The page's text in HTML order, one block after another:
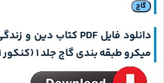
گاج
دانلود فایل PDF کتاب
دین و
میکرو طبقه بندی گاج جلد 1 (کنکور 1401)